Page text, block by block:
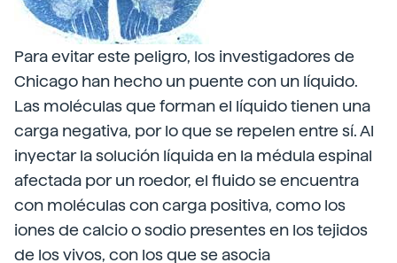
Para evitar este peligro, los investigadores de
Chicago han hecho un puente con un líquido.
Las moléculas que forman el líquido tienen una
carga negativa, por lo que se repelen entre sí. Al
inyectar la solución líquida en la médula espinal
afectada por un roedor, el fluido se encuentra
con moléculas con carga positiva, como los
iones de calcio o sodio presentes en los tejidos
de los vivos, con los que se asocia